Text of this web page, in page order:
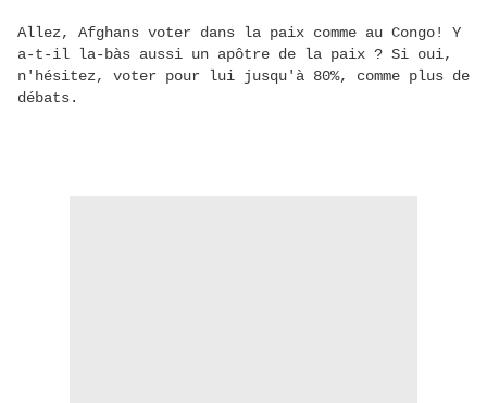
Allez, Afghans voter dans la paix comme au Congo! Y
a-t-il la-bàs aussi un apôtre de la paix ? Si oui,
n'hésitez, voter pour lui jusqu'à 80%, comme plus de
débats.